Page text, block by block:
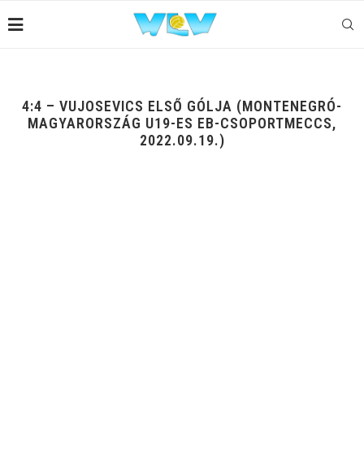
4:4 – VUJOSEVICS ELSŐ GÓLJA (MONTENEGRÓ-
MAGYARORSZÁG U19-ES EB-CSOPORTMECCS,
2022.09.19.)